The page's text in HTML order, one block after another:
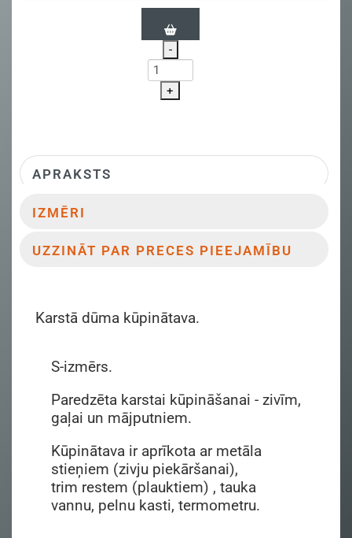
-
+
APRAKSTS
IZMĒRI
UZZINĀT PAR PRECES PIEEJAMĪBU
Karstā dūma kūpinātava.
S-izmērs.
Paredzēta karstai kūpināšanai - zivīm,
gaļai un mājputniem.
Kūpinātava ir aprīkota ar metāla
stieņiem (zivju piekāršanai),
trim restem (plauktiem) , tauka
vannu, pelnu kasti, termometru.